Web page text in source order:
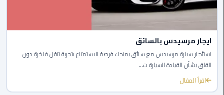
خدمة
ايجار
سيارات
في
مصر
ايجار مرسيدس بالسائق
استئجار سيارة مرسيدس مع سائق يمنحك فرصة الاستمتاع بتجربة تنقل فاخرة دون
القلق بشأن القيادة السيارة ت...
اقرأ المقال